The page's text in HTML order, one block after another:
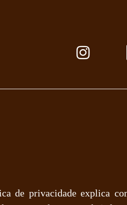
I
n
t
de privacidade explica